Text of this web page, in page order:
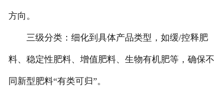
方向。
三级分类：细化到具体产品类型，如缓/控释肥
料、稳定性肥料、增值肥料、生物有机肥等，确保不
同新型肥料“有类可归”。